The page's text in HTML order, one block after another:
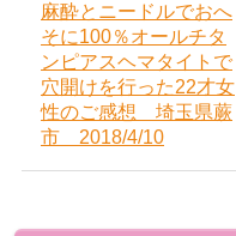
麻酔とニードルでおへ
そに100％オールチタ
ンピアスヘマタイトで
穴開けを行った22才女
性のご感想 埼玉県蕨
市 2018/4/10